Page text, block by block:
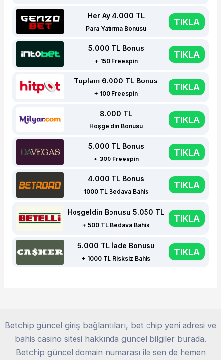
Her Ay 4.000 TL
Para Yatırma Bonusu
TIKLA
5.000 TL Bonus
+ 150 Freespin
TIKLA
Toplam 6.000 TL Bonus
+ 100 Freespin
TIKLA
8.000 TL
Hoşgeldin Bonusu
TIKLA
5.000 TL Bonus
+ 300 Freespin
TIKLA
4.000 TL Bonus
1000 TL Bedava Bahis
TIKLA
Hoşgeldin Bonusu 5.050 TL
+ 500 TL Bedava Bahis
TIKLA
5.000 TL İade Bonusu
+ 1000 TL Risksiz Bahis
TIKLA
Betchip güncel giriş bağlantıları, bet chip yeni adresi ve
bahis casino sitesi hakkında güncel bilgiler burada.
Betchip güncel domain numarası ile sen de hemen